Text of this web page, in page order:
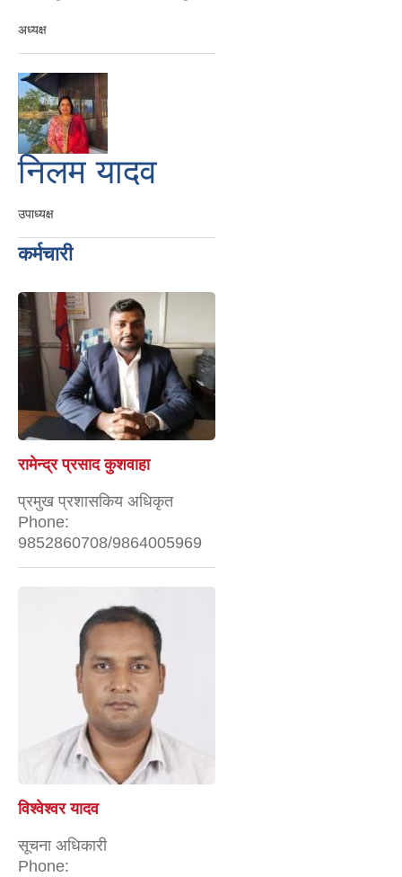
अध्यक्ष
निलम यादव
उपाध्यक्ष
कर्मचारी
रामेन्द्र प्रसाद कुशवाहा
प्रमुख प्रशासकिय अधिकृत
Phone:
9852860708/9864005969
विश्वेश्वर यादव
सूचना अधिकारी
Phone: